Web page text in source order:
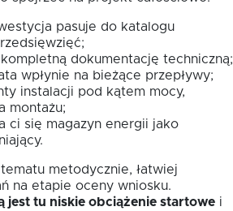
pasuje do katalogu
dokumentację techniczną;
wpłynie na bieżące przepływy;
instalacji pod kątem mocy,
montażu;
ci się magazyn energii jako
metodycznie, łatwiej
na etapie oceny wniosku.
jest tu niskie obciążenie startowe i